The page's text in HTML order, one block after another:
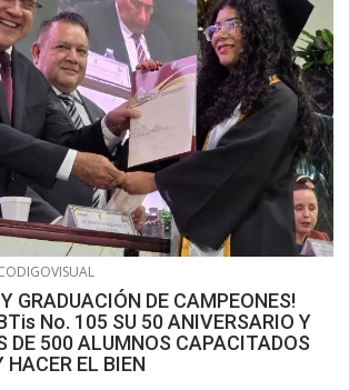
Y GRADUACIÓN DE CAMPEONES!
No. 105 SU 50 ANIVERSARIO Y
DE 500 ALUMNOS CAPACITADOS
HACER EL BIEN